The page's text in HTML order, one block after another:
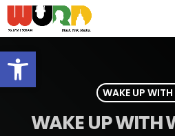
Open toolbar
WAKE UP
WAKE UP WITH